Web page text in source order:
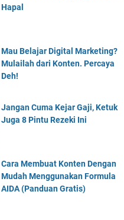
Hapal
Mau Belajar Digital Marketing?
Mulailah dari Konten. Percaya
Deh!
Jangan Cuma Kejar Gaji, Ketuk
Juga 8 Pintu Rezeki Ini
Cara Membuat Konten Dengan
Mudah Menggunakan Formula
AIDA (Panduan Gratis)